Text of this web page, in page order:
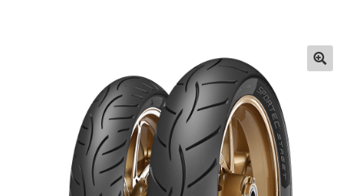
Reifentests